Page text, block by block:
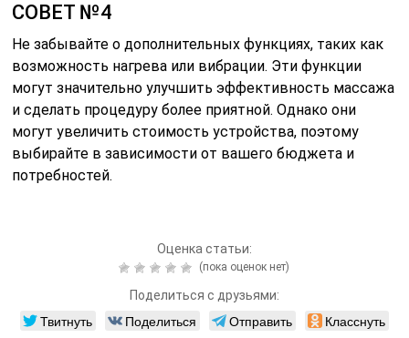
СОВЕТ №4
Не забывайте о дополнительных функциях, таких как
возможность нагрева или вибрации. Эти функции
могут значительно улучшить эффективность массажа
и сделать процедуру более приятной. Однако они
могут увеличить стоимость устройства, поэтому
выбирайте в зависимости от вашего бюджета и
потребностей.
Оценка статьи:
(пока оценок нет)
Поделиться с друзьями:
Твитнуть Поделиться Отправить Класснуть